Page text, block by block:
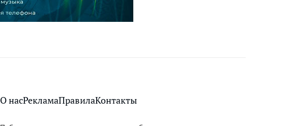
О насРекламаПравилаКонтакты